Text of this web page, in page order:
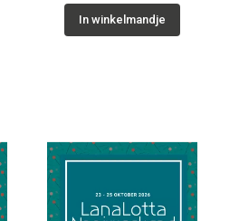
In winkelmandje